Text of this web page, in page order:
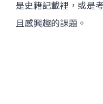
是史籍記載裡，或是
且感興趣的課題。